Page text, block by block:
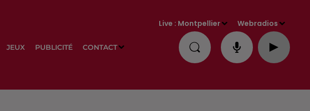
JEUX PUBLICITÉ CONTACT
Live : Montpellier Webradios